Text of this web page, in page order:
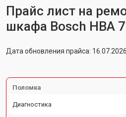
Прайс лист на
шкафа Bosch HBA
Дата обновления прайса: 16.07.2026
Поломка
Диагностика